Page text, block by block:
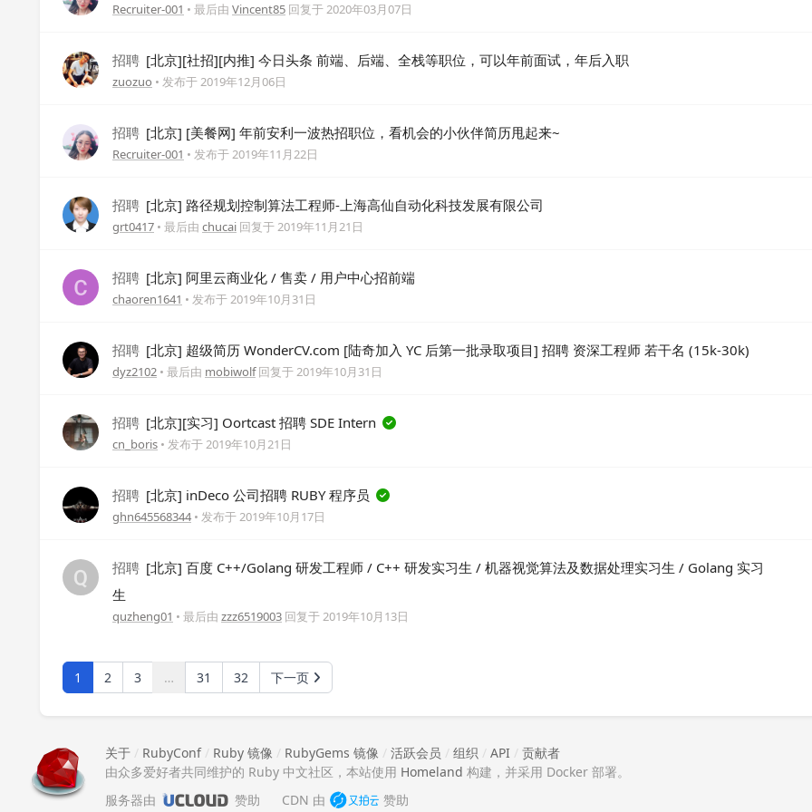
Recruiter-001 • 最后由 Vincent85 回复于2020年03月07日
招聘 [北京][社招][内推] 今日头条 前端、后端、全栈等职位，可以年前面试，年后入职
zuozuo • 发布于2019年12月06日
招聘 [北京] [美餐网] 年前安利一波热招职位，看机会的小伙伴简历甩起来~
Recruiter-001 • 发布于2019年11月22日
招聘 [北京] 路径规划控制算法工程师-上海高仙自动化科技发展有限公司
grt0417 • 最后由 chucai 回复于2019年11月21日
招聘 [北京] 阿里云商业化 / 售卖 / 用户中心招前端
chaoren1641 • 发布于2019年10月31日
招聘 [北京] 超级简历 WonderCV.com [陆奇加入 YC 后第一批录取项目] 招聘 资深工程师 若干名 (15k-30k)
dyz2102 • 最后由 mobiwolf回复于2019年10月31日
招聘 [北京][实习] Oortcast 招聘 SDE Intern
cn_boris • 发布于2019年10月21日
招聘 [北京] inDeco 公司招聘 RUBY 程序员
ghn645568344 • 发布于2019年10月17日
招聘 [北京] 百度 C++/Golang 研发工程师 / C++ 研发实习生 / 机器视觉算法及数据处理实习生 / Golang 实习
生
quzheng01 • 最后由 zzz6519003 回复于2019年10月13日
1 2 3 … 31 32 下一页
关于 / RubyConf/ Ruby 镜像 / RubyGems 镜像 / 活跃会员 / 组织 / API / 贡献者
由众多爱好者共同维护的 Ruby 中文社区，本站使用 Homeland 构建，并采用 Docker 部署。
服务器由
赞助 CDN 由 赞助